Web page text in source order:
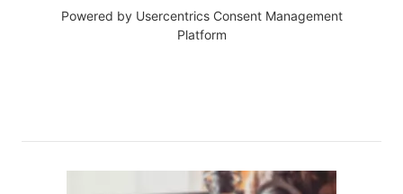
Powered by Usercentrics Consent Management
Platform